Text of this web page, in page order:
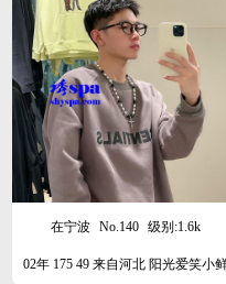
在宁波 No.140 级别:1.6k
02年 175 49 来自河北 阳光爱笑小